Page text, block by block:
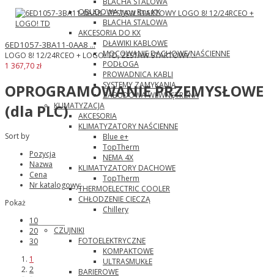
OBUDOWA typu Bus KX
BLACHA STALOWA
AKCESORIA DO KX
DŁAWIKI KABLOWE
MOCOWANIE DACHOWE/NAŚCIENNE
PODŁOGA
PROWADNICA KABLI
SYSTEMY ZAMYKANIA
ZABUDOWA WEWNĘTRZNA
KLIMATYZACJA
AKCESORIA
KLIMATYZATORY NAŚCIENNE
Blue e+
TopTherm
NEMA 4X
KLIMATYZATORY DACHOWE
TopTherm
THERMOELECTRIC COOLER
CHŁODZENIE CIECZĄ
Chillery
Panasonic
CZUJNIKI
FOTOELEKTRYCZNE
KOMPAKTOWE
ULTRASMUKŁE
BARIEROWE
6ED1057-3BA11-0AA8 ...
LOGO 8! 12/24RCEO + LOGO! TD, ZESTAW STARTOWY ...
1 367,70 zł
OPROGRAMOWANIE PRZEMYSŁOWE
(dla PLC)
Sort by
Pozycja
Nazwa
Cena
Nr katalogowy:
Pokaż
10
20
30
1
2